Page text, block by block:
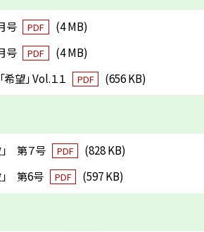
号 PDF
(4 MB)
号
PDF
(4 MB)
望」 Vol.１１
PDF (656 KB)
」 第７号 PDF
(828 KB)
」 第6号
PDF (597 KB)